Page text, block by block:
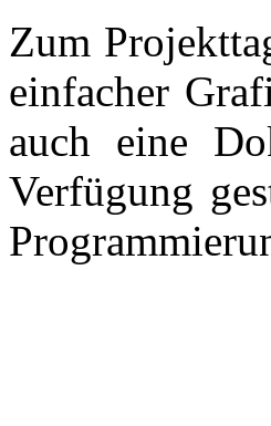
Zum
einfacher
auch eine
Verfügung